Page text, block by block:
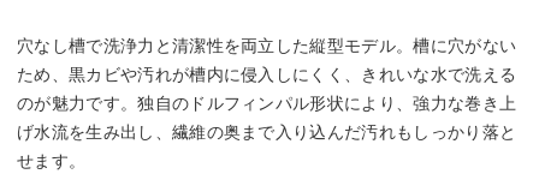
3.5 kg
騒音レベル(洗濯時/脱水時/乾燥時)
42/46/47 dB
穴なし槽で洗浄力と清潔性を両立した縦型モデル。槽に穴がない
ため、黒カビや汚れが槽内に侵入しにくく、きれいな水で洗える
のが魅力です。独自のドルフィンパル形状により、強力な巻き上
げ水流を生み出し、繊維の奥まで入り込んだ汚れもしっかり落と
せます。